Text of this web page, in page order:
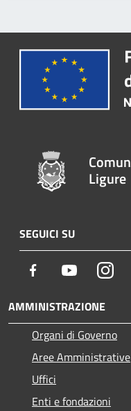
Ligure
SEGUICI SU
Facebook Youtube
AMMINISTRAZIONE
Organi di Governo
Aree Amministrative
Uffici
Enti e fondazioni